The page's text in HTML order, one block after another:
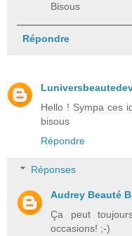
Bisous
Répondre
Hello ! Sympa ces
bisous
Répondre
Réponses
Audrey Beauté
Ça peut
occasions! ;-)